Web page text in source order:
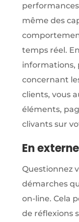
même des
temps réel.
informations,
concernant
clients, vous
éléments,
clivants sur
En
Questionnez
démarches
on-line. Cela
de réflexions